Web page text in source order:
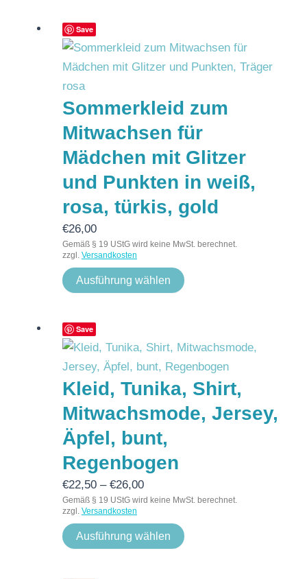
Save
Sommerkleid zum
Mitwachsen für
Mädchen mit Glitzer
und Punkten in weiß,
rosa, türkis, gold
€26,00
Gemäß § 19 UStG wird keine MwSt. berechnet.
zzgl. Versandkosten
Ausführung wählen
Save
Kleid, Tunika, Shirt,
Mitwachsmode, Jersey,
Äpfel, bunt,
Regenbogen
€22,50 – €26,00
Gemäß § 19 UStG wird keine MwSt. berechnet.
zzgl. Versandkosten
Ausführung wählen